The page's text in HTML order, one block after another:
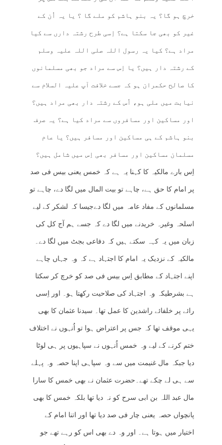
خرچ ہو گا؟ یہ بنو ہاشم کو ملے گا ؟ یا یہ اُن کے
غیر کو بھی جا سکتا ہے؟ اِسی طرح رشتہ دارں سے کیا
مراد ہے؟ کیا یہ رسول اللہ صلی اللہ علیہ وسلم
کے رشتہ دار ہیں؟ یا اِس سے مراد جو بھی مسلمانوں
کا صالح حکمران ہو کہ جسے خلافت آپ علیہ السلام سے
نیابت میں ملی ہو، اُس کے رشتہ دار بھی مراد ہیں؟
اور مساکین اور مسافروں سے مراد کیا ہے؟ یہ صرف
بنو ہاشم کے ہی مساکین اور مسافر ہیں؟ یا عام
مسلمان مساکین اور مسافر بھی اِس میں شامل ہیں؟
اِس بارے مالکیہ کا کہنا یہ ہے کہ خمس یعنی بیس فی صد
پر امام کا حق ہے، چاہے تو بیت المال میں لگا دے، چاہے تو
مسلمانوں کے مفاد عامہ میں لگا دےجیسا کہ لشکر کے لیے
اسلحہ وغیرہ خریدنے میں لگا دے کہ جسے ہم آج کل کی
زبان میں یہ کہہ سکتے ہیں کہ دفاعی بجٹ میں لگا دے۔
مالکیہ کے نزدیک یہ امام کا اجتہاد ہے کہ وہ جہاں چاہے
اپنے اجتہاد کے مطابق اِس بیس فی صد کو خرچ کر سکتا
ہے بشرطیکہ وہ اجتہاد کی صلاحیت رکھتا ہو۔ اور اِسی
رائے پر خلفائے راشدین کا عمل تھا۔ سیدنا عثمان کا بھی
یہی موقف تھا کہ جس پر اعتراض ہوا تو اُنہوں نے اختلاف
ختم کرنے کے لیے وہ خمس اُنہوں نے سپاہیوں پر ہی لوٹا
دیا جبکہ مال غنیمت میں سے وہ سپاہی اپنا حصہ وہ پہلے
سے ہی لے چکے تھے۔حضرت عثمان نے بھی خمس کا سارا
مال عبد اللہ بن ابی سرح کو نہ دیا تھا بلکہ خمس کا بھی
پانچواں حصہ یعنی چار فی صد دیا تھا اور اتنا امام کے
اختیار میں ہوتا ہے۔ اور وہ دے بھی اس کو رہے تھے جو